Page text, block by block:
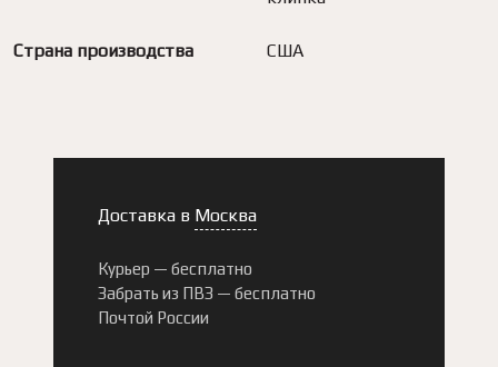
Страна производства США
Доставка в Москва
Курьер — бесплатно
Забрать из ПВЗ — бесплатно
Почтой России